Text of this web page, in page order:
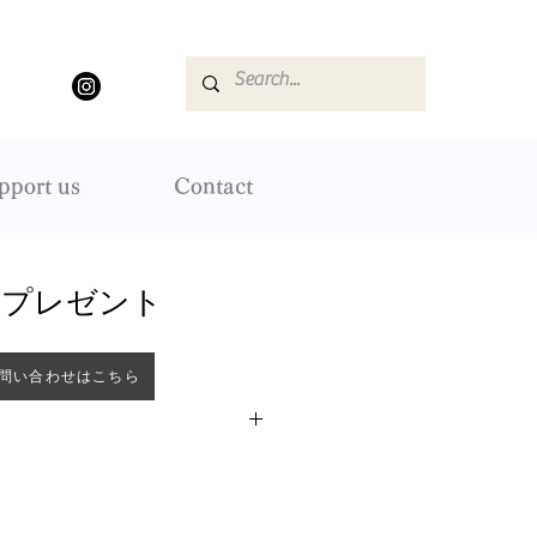
us Contact
レゼント
い合わせはこちら